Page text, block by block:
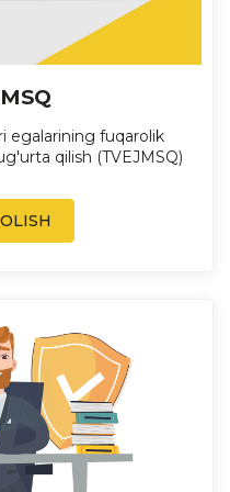
egalarining fuqarolik
qilish (TVEJMSQ)